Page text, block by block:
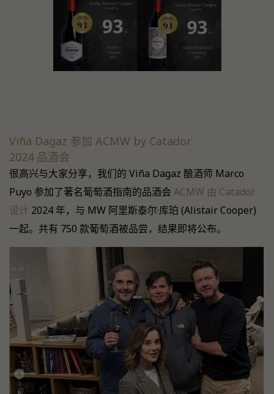
Viña Dagaz 参加 ACMW by Catador
2024 品酒会
很高兴与大家分享，我们的 Viña Dagaz 酿酒师 Marco
Puyo 参加了著名葡萄酒指南的品酒会 ACMW 由 Catador
设计 2024 年，与 MW 阿里斯泰尔·库珀 (Alistair Cooper)
一起。共有 750 款葡萄酒被品尝，结果即将公布。